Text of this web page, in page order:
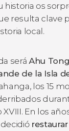
historia os
resulta clave
local.
será Ahu
de la Isla
los 15
En los